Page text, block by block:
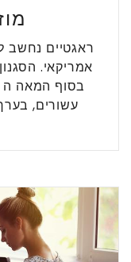
ראגטיים נחשב
אמריקאי.